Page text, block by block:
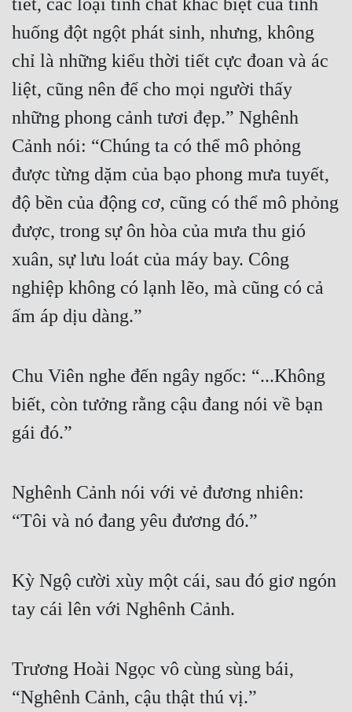
tiết, các loại tính chất khác biệt của tình
huống đột ngột phát sinh, nhưng, không
chỉ là những kiểu thời tiết cực đoan và ác
liệt, cũng nên để cho mọi người thấy
những phong cảnh tươi đẹp.” Nghênh
Cảnh nói: “Chúng ta có thể mô phỏng
được từng dặm của bạo phong mưa tuyết,
độ bền của động cơ, cũng có thể mô phỏng
được, trong sự ôn hòa của mưa thu gió
xuân, sự lưu loát của máy bay. Công
nghiệp không có lạnh lẽo, mà cũng có cả
ấm áp dịu dàng.”
Chu Viên nghe đến ngây ngốc: “...Không
biết, còn tưởng rằng cậu đang nói về bạn
gái đó.”
Nghênh Cảnh nói với vẻ đương nhiên:
“Tôi và nó đang yêu đương đó.”
Kỳ Ngộ cười xùy một cái, sau đó giơ ngón
tay cái lên với Nghênh Cảnh.
Trương Hoài Ngọc vô cùng sùng bái,
“Nghênh Cảnh, cậu thật thú vị.”